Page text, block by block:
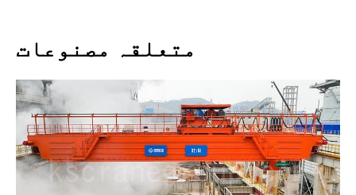
متعلقہ مصنوعات